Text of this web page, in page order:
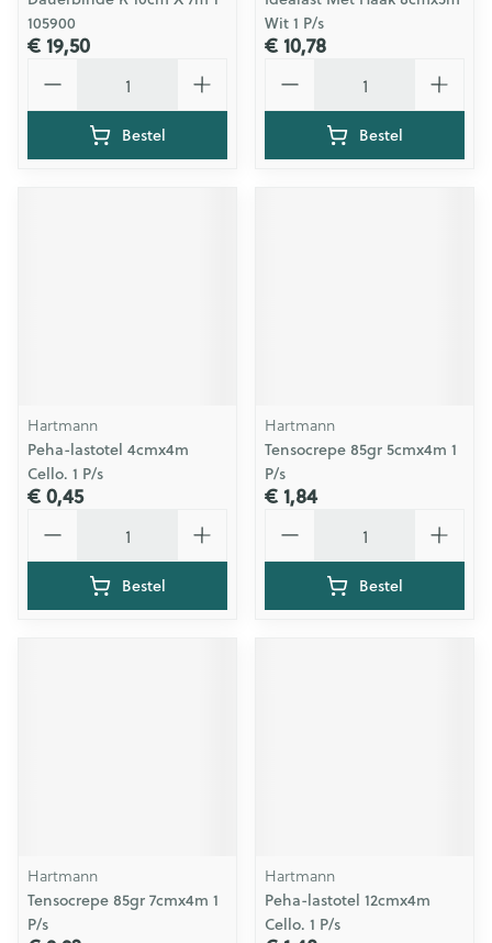
105900
€ 19,50
Bestel
Wit 1 P/s
€ 10,78
Bestel
Hartmann
Peha-lastotel 4cmx4m
Cello. 1 P/s
€ 0,45
Bestel
Hartmann
Tensocrepe 85gr 5cmx4m 1
P/s
€ 1,84
Bestel
Hartmann
Tensocrepe 85gr 7cmx4m 1
P/s
Hartmann
Peha-lastotel 12cmx4m
Cello. 1 P/s